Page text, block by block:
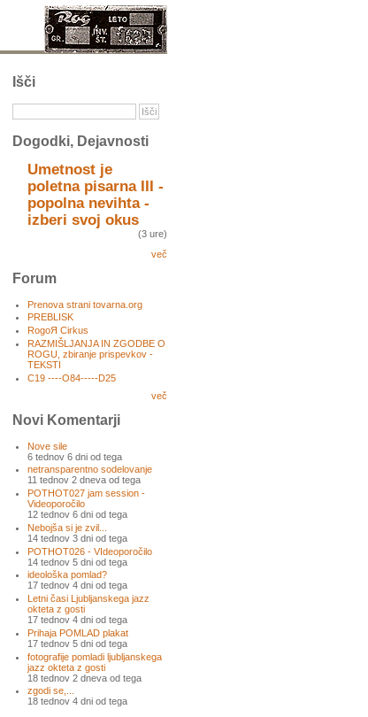
Išči
Dogodki, Dejavnosti
Umetnost je
poletna pisarna III -
popolna nevihta -
izberi svoj okus
(3 ure)
več
Forum
Prenova strani tovarna.org
PREBLISK
RogoЯ Cirkus
RAZMIŠLJANJA IN ZGODBE O
ROGU, zbiranje prispevkov -
TEKSTI
C19 ----O84-----D25
več
Novi Komentarji
Nove sile
6 tednov 6 dni od tega
netransparentno sodelovanje
11 tednov 2 dneva od tega
POTHOT027 jam session -
Videoporočilo
12 tednov 6 dni od tega
Nebojša si je zvil...
14 tednov 3 dni od tega
POTHOT026 - VIdeoporočilo
14 tednov 5 dni od tega
ideološka pomlad?
17 tednov 4 dni od tega
Letni časi Ljubljanskega jazz
okteta z gosti
17 tednov 4 dni od tega
Prihaja POMLAD plakat
17 tednov 5 dni od tega
fotografije pomladi ljubljanskega
jazz okteta z gosti
18 tednov 2 dneva od tega
zgodi se,...
18 tednov 4 dni od tega